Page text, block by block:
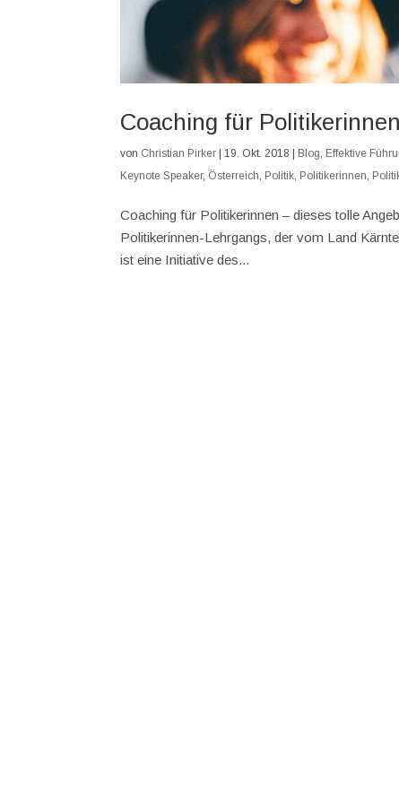
Coaching für Politikerinnen
von Christian Pirker | 19. Okt. 2018 | Blog Effektive
Keynote Speaker, Österreich Politik Politikerinnen
Coaching für Politikerinnen – dieses tolle
Politikerinnen-Lehrgangs, der vom Land
ist eine Initiative des...